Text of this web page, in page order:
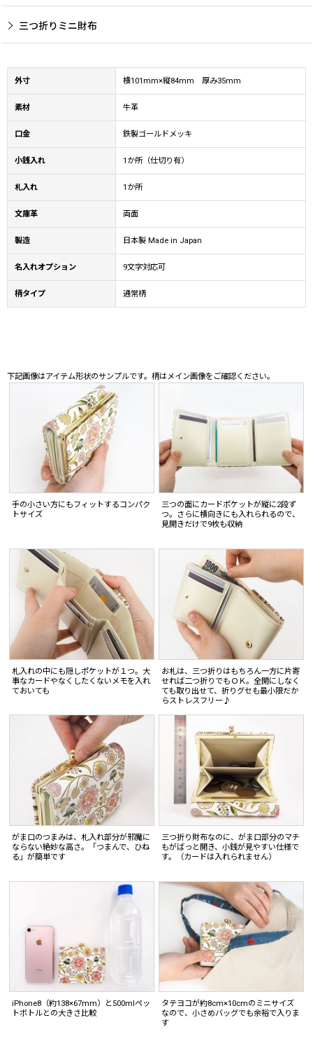
三つ折りミニ財布
外寸 横101mm×縦84mm 厚み35mm
素材 牛革
口金 鉄製ゴールドメッキ
小銭入れ 1か所（仕切り有）
札入れ 1か所
文庫革 両面
製造 日本製 Made in Japan
名入れオプション 9文字対応可
柄タイプ 通常柄
下記画像はアイテム形状のサンプルです。柄はメイン画像をご確認ください。
手の小さい方にもフィットするコンパク
トサイズ
三つの面にカードポケットが縦に2段ず
つ。さらに横向きにも入れられるので、
見開きだけで9枚も収納
札入れの中にも隠しポケットが１つ。大
事なカードやなくしたくないメモを入れ
ておいても
お札は、三つ折りはもちろん一方に片寄
せれば二つ折りでもＯＫ。全開にしなく
ても取り出せて、折りグセも最小限だか
らストレスフリー♪
がま口のつまみは、札入れ部分が邪魔に
ならない絶妙な高さ。「つまんで、ひね
る」が簡単です
三つ折り財布なのに、がま口部分のマチ
もがばっと開き、小銭が見やすい仕様で
す。（カードは入れられません）
iPhone8（約138×67mm）と500mlペッ
トボトルとの大きさ比較
タテヨコが約8cm×10cmのミニサイズ
なので、小さめバッグでも余裕で入りま
す